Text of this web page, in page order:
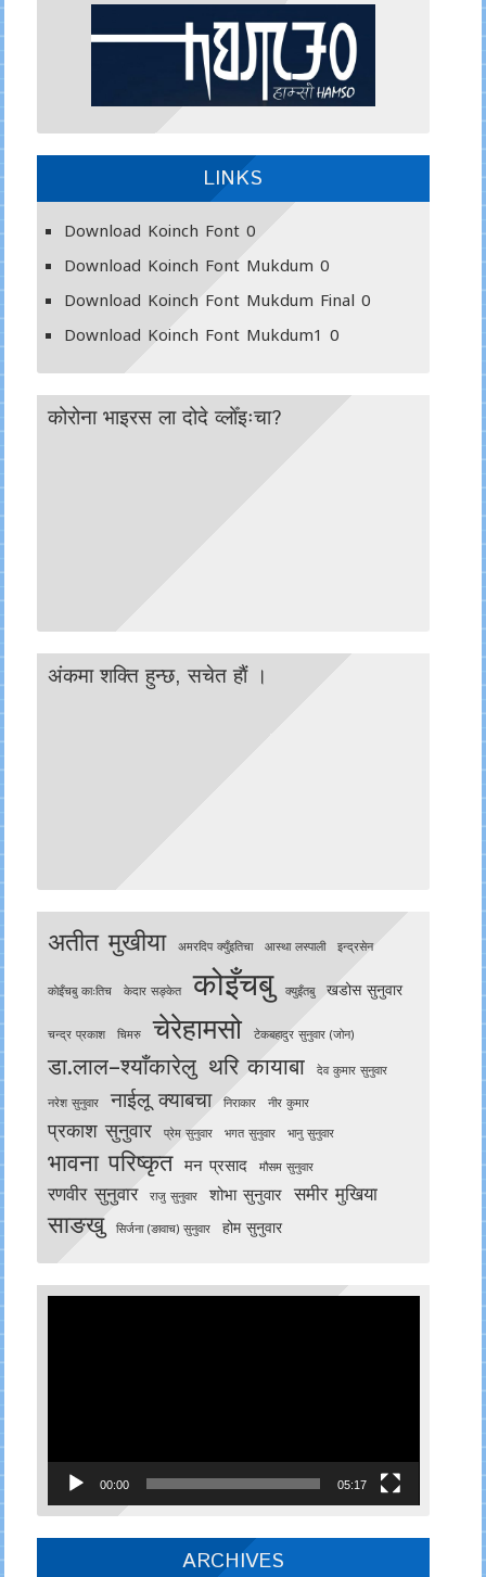
LINKS
Download Koinch Font0
Download Koinch Font Mukdum 0
Download Koinch Font Mukdum Final 0
Download Koinch Font Mukdum1 0
कोरोना भाइरस ला दोदे व्लोँइःचा?
अंकमा शक्ति हुन्छ, सचेत हाैं ।
अतीत मुखीया अमरदिप क्युँइतिचा आस्था लस्पाली इन्द्रसेन
काेइँचबु काःतिच केदार सङ्केत कोइँचबु क्युइँतबु खडोस सुनुवार
चन्द्र प्रकाश चिमरु चेरेहामसो टेकबहादुर सुनुवार (जोन)
डा.लाल–श्याँकारेलु थरि कायाबा देव कुमार सुनुवार
नरेश सुनुवार नाईलू क्याबचा निराकार नीर कुमार
प्रकाश सुनुवार प्रेम सुनुवार भगत सुनुवार भानु सुनुवार
भावना परिष्कृत मन प्रसाद मौसम सुनुवार
रणवीर सुनुवार राजु सुनुवार शोभा सुनुवार समीर मुखिया
साङखु सिर्जना (ङावाच) सुनुवार होम सुनुवार
00:00 05:17
ARCHIVES